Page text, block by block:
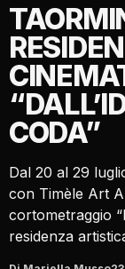
CODA”
Dal 20 al 29
con Timèle Art
cortometraggio
residenza